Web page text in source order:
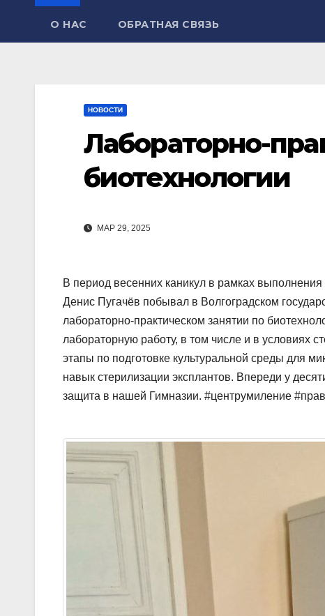
О НАС ОБРАТНАЯ СВЯЗЬ
НОВОСТИ
Лабораторно-
биотехнологии
МАР 29, 2025
В период весенних каникул в рамках
Денис Пугачёв побывал в Волгоградском
лабораторно-практическом занятии по
лабораторную работу, в том числе и в условиях
этапы по подготовке культуральной среды для
навык стерилизации эксплантов. Впереди у
защита в нашей Гимназии. #центрумиление